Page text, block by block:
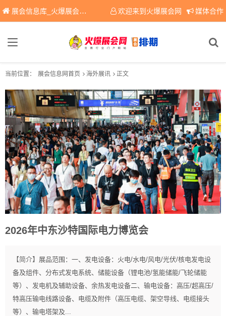
展会信息库_火爆展会网免费展会信息查询平台，提供专业会展服务！ 欢迎来到火爆展会网 媒体合作
当前位置： 展会信息网首页 海外展讯 正文
2026年中东沙特国际电力博览会
【简介】 展品范围：一、发电设备：火电/水电/风电/光伏/核电发电设
备及组件、分布式发电系统、储能设备（锂电池/氢能储能/飞轮储能
等）、发电机及辅助设备、余热发电设备二、输电设备：高压/超高压/
特高压输电线路设备、电缆及附件（高压电缆、架空导线、电缆接头
等）、输电塔架及...